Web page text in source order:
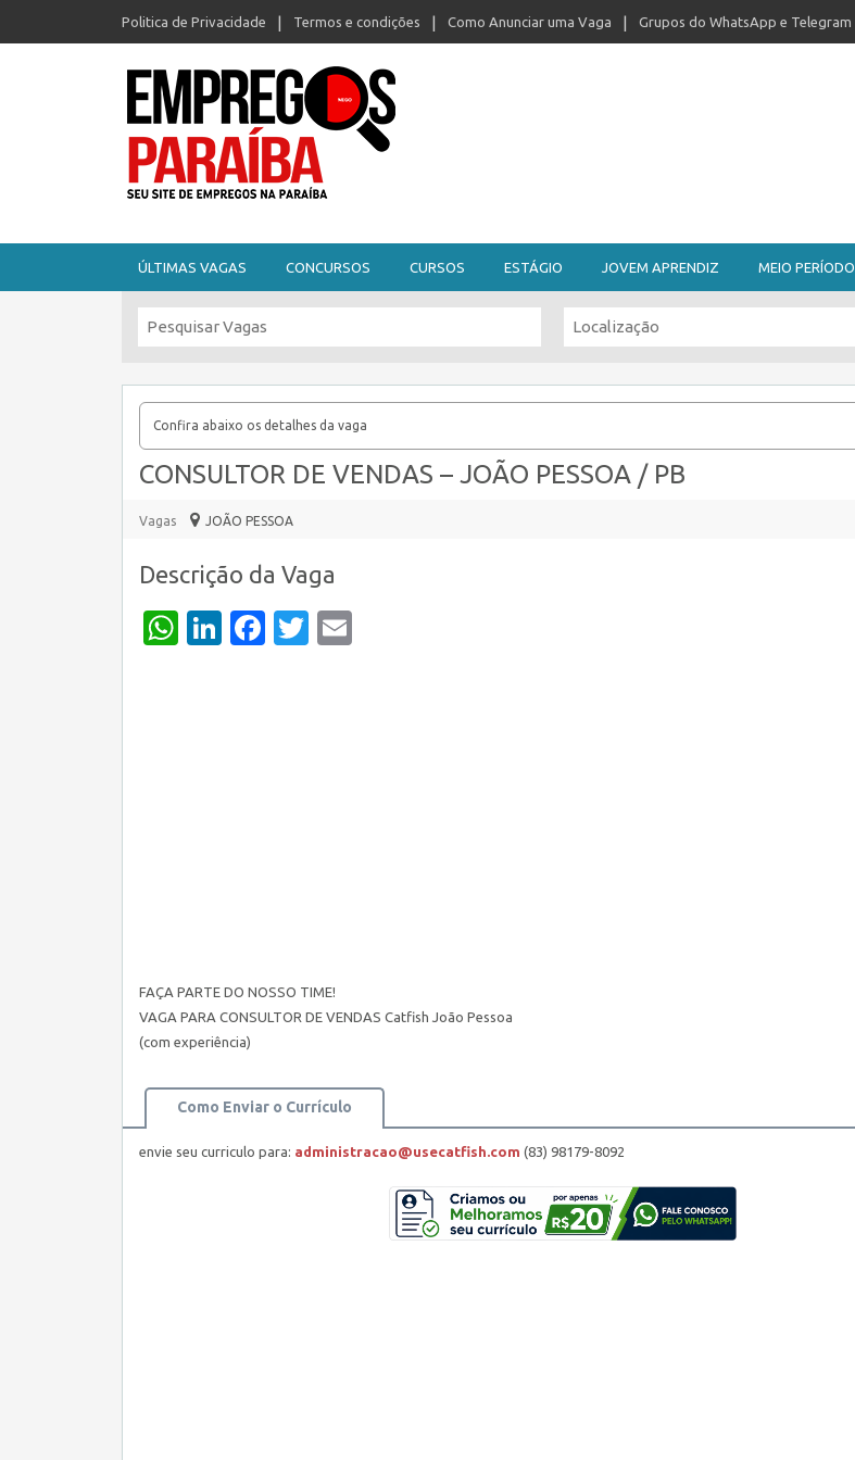
Politica de Privacidade Termos e condições Como Anunciar uma Vaga Grupos do WhatsApp e Telegram
ÚLTIMAS VAGAS CONCURSOS CURSOS ESTÁGIO JOVEM APRENDIZ MEIO PERÍODO
Confira abaixo os detalhes da vaga
CONSULTOR DE VENDAS – JOÃO PESSOA / PB
Vagas JOÃO PESSOA
Descrição da Vaga
WhatsApp
LinkedIn
Facebook
Twitter
FAÇA PARTE DO NOSSO TIME!
VAGA PARA CONSULTOR DE VENDAS Catfish João Pessoa
(com experiência)
Como Enviar o Currículo
envie seu curriculo para: administracao@usecatfish.com (83) 98179-8092